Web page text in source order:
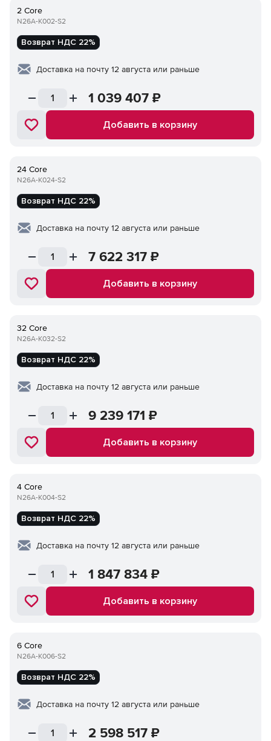
2 Core
N26A-K002-S2
Возврат НДС 22%
Доставка на почту 12 августа или раньше
1 039 407 ₽
Добавить в корзину
24 Core
N26A-K024-S2
Возврат НДС 22%
Доставка на почту 12 августа или раньше
7 622 317 ₽
Добавить в корзину
32 Core
N26A-K032-S2
Возврат НДС 22%
Доставка на почту 12 августа или раньше
9 239 171 ₽
Добавить в корзину
4 Core
N26A-K004-S2
Возврат НДС 22%
Доставка на почту 12 августа или раньше
1 847 834 ₽
Добавить в корзину
6 Core
N26A-K006-S2
Возврат НДС 22%
Доставка на почту 12 августа или раньше
2 598 517 ₽